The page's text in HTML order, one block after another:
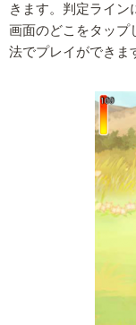
きます。判定ライン
画面のどこをタップ
法でプレイができま